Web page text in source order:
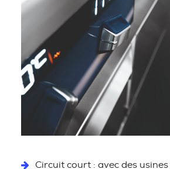
Circuit court : avec des